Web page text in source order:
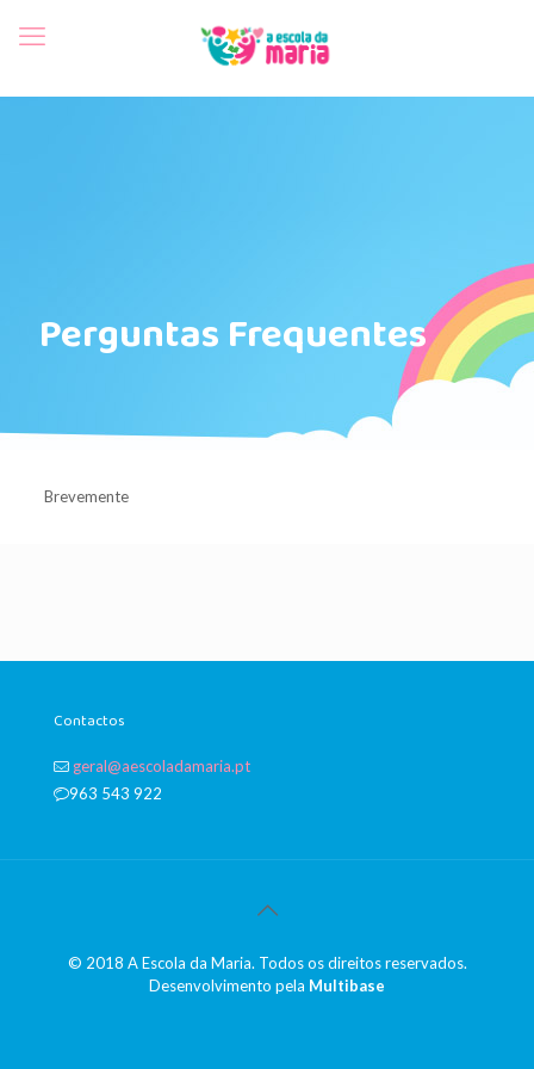
Perguntas Frequentes
Brevemente
Contactos
geral@aescoladamaria.pt
963 543 922
© 2018 A Escola da Maria. Todos os direitos reservados.
Desenvolvimento pela Multibase